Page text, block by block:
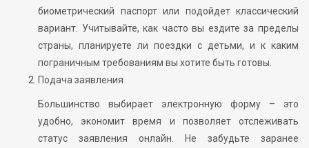
биометрический паспорт или подойдет классический
вариант. Учитывайте, как часто вы ездите за пределы
страны, планируете ли поездки с детьми, и к каким
пограничным требованиям вы хотите быть готовы.
Подача заявления
Большинство выбирает электронную форму – это
удобно, экономит время и позволяет отслеживать
статус заявления онлайн. Не забудьте заранее